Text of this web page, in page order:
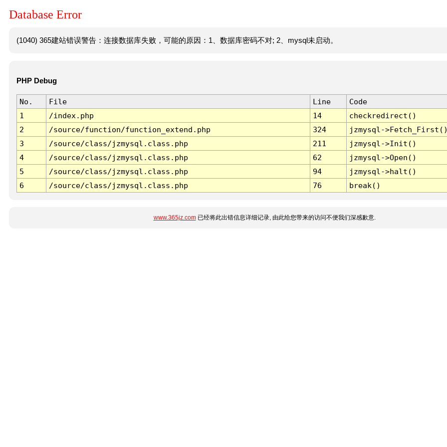
Database Error
(1040) 365建站错误警告：连接数据库失败，可能的原因：1、数据库密码不对; 2、mysql未启动。
PHP Debug
No. File Line
Code
1
/index.php 14
checkredirect()
2
/source/function/function_extend.php 324
jzmysql-
3
/source/class/jzmysql.class.php 211
jzmysql->Init()
4
/source/class/jzmysql.class.php 62
jzmysql->Open()
5
/source/class/jzmysql.class.php 94
jzmysql->halt()
6
/source/class/jzmysql.class.php 76 break()
www.365jz.com已经将此出错信息详细记录, 由此给您带来的访问不便我们深感歉意.